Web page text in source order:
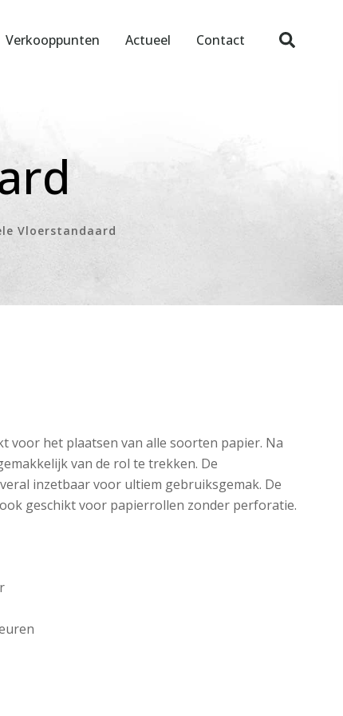
Verkooppunten Actueel Contact
Vloerstandaard
voor het plaatsen van alle soorten papier. Na
van de rol te trekken. De
inzetbaar voor ultiem gebruiksgemak. De
geschikt voor papierrollen zonder perforatie.